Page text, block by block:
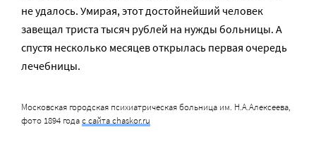
не удалось. Умирая, этот достойнейший человек
завещал триста тысяч рублей на нужды больницы. А
спустя несколько месяцев открылась первая очередь
лечебницы.
Московская городская психиатрическая больница им. Н.А.Алексеева,
фото 1894 годас сайта chaskor.ru